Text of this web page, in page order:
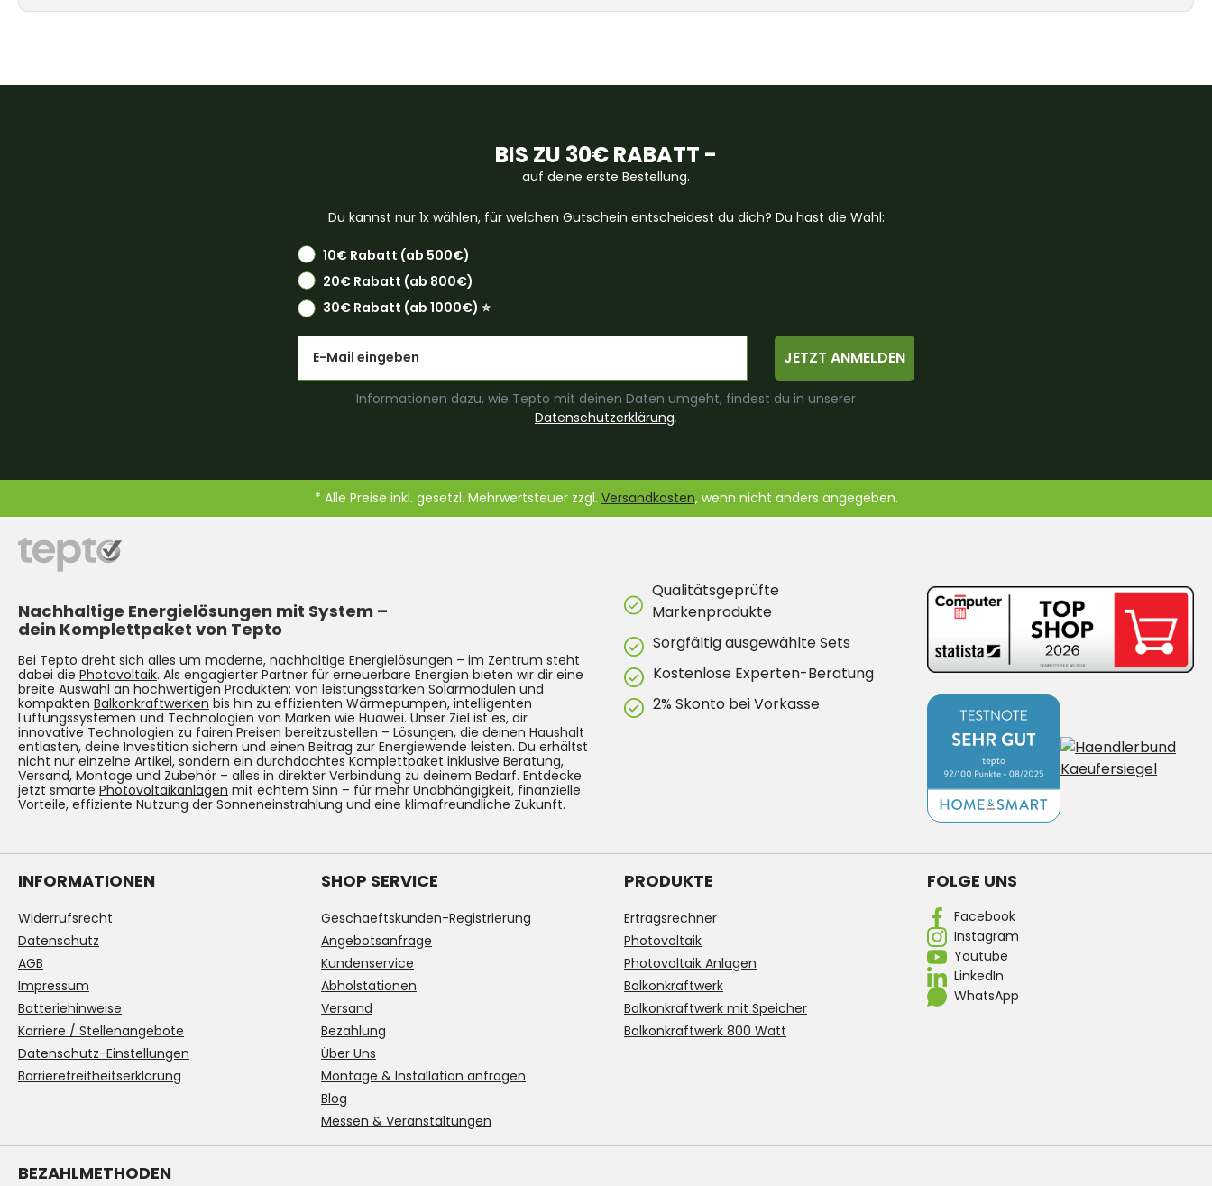
BIS ZU 30€ RABATT -
auf deine erste Bestellung.
Du kannst nur 1x wählen, für welchen Gutschein entscheidest du dich? Du hast die Wahl:
10€ Rabatt (ab 500€)
20€ Rabatt (ab 800€)
30€ Rabatt (ab 1000€) ⭐️
JETZT ANMELDEN
Informationen dazu, wie Tepto mit deinen Daten umgeht, findest du in unserer
Datenschutzerklärung.
* Alle Preise inkl. gesetzl. Mehrwertsteuer zzgl. Versandkosten, wenn nicht anders angegeben.
Nachhaltige Energielösungen mit System –
dein Komplettpaket von Tepto
Bei Tepto dreht sich alles um moderne, nachhaltige Energielösungen – im Zentrum steht
dabei die Photovoltaik. Als engagierter Partner für erneuerbare Energien bieten wir dir eine
breite Auswahl an hochwertigen Produkten: von leistungsstarken Solarmodulen und
kompakten Balkonkraftwerken bis hin zu effizienten Wärmepumpen, intelligenten
Lüftungssystemen und Technologien von Marken wie Huawei. Unser Ziel ist es, dir
innovative Technologien zu fairen Preisen bereitzustellen – Lösungen, die deinen Haushalt
entlasten, deine Investition sichern und einen Beitrag zur Energiewende leisten. Du erhältst
nicht nur einzelne Artikel, sondern ein durchdachtes Komplettpaket inklusive Beratung,
Versand, Montage und Zubehör – alles in direkter Verbindung zu deinem Bedarf. Entdecke
jetzt smarte Photovoltaikanlagen mit echtem Sinn – für mehr Unabhängigkeit, finanzielle
Vorteile, effiziente Nutzung der Sonneneinstrahlung und eine klimafreundliche Zukunft.
Qualitätsgeprüfte
Markenprodukte
Sorgfältig ausgewählte Sets
Kostenlose Experten-Beratung
2% Skonto bei Vorkasse
FOLGE UNS
Facebook
Instagram
Youtube
LinkedIn
WhatsApp
INFORMATIONEN
Widerrufsrecht
Datenschutz
AGB
Impressum
Batteriehinweise
Karriere / Stellenangebote
Datenschutz-Einstellungen
Barrierefreitheitserklärung
SHOP SERVICE
Geschaeftskunden-Registrierung
Angebotsanfrage
Kundenservice
Abholstationen
Versand
Bezahlung
Über Uns
Montage & Installation anfragen
Blog
Messen & Veranstaltungen
PRODUKTE
Ertragsrechner
Photovoltaik
Photovoltaik Anlagen
Balkonkraftwerk
Balkonkraftwerk mit Speicher
Balkonkraftwerk 800 Watt
BEZAHLMETHODEN